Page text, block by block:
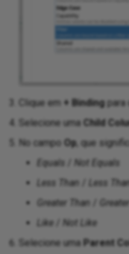
Clique em + Bindingpara
Selecione uma Child
No campo Op, que
Equals
Not Equals
Less Than
Less
Greater Than
Like
Not Like
Selecione uma Parent